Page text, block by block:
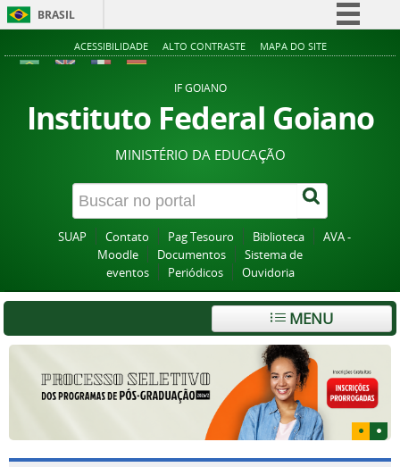
BRASIL
Simplifique!
Acesso à informação
Legislação
Canais
ACESSIBILIDADE ALTO CONTRASTE MAPA DO SITE
IF GOIANO
Instituto Federal Goiano
MINISTÉRIO DA EDUCAÇÃO
SUAP Contato Pag Tesouro Biblioteca
AVA -
Moodle
Documentos
Sistema de
eventos
Periódicos Ouvidoria
MENU